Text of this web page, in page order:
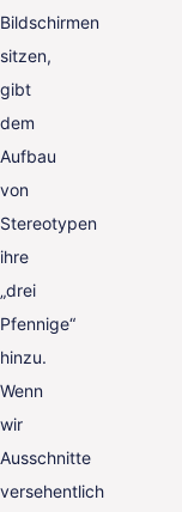
Bildschirmen
sitzen,
gibt
dem
Aufbau
von
Stereotypen
ihre
„drei
Pfennige“
hinzu.
Wenn
wir
Ausschnitte
versehentlich